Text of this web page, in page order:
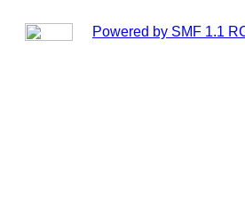
Powered by SMF 1.1